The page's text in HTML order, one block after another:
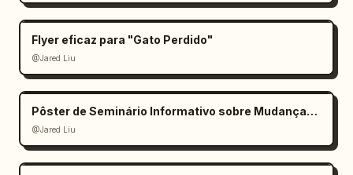
Flyer eficaz para "Gato Perdido"
@Jared Liu
Pôster de Seminário Informativo sobre Mudanças Climáticas
@Jared Liu